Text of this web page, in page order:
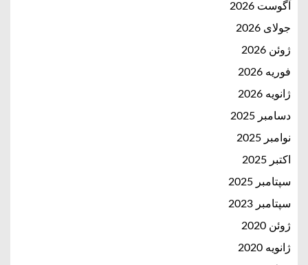
آگوست 2026
جولای 2026
ژوئن 2026
فوریه 2026
ژانویه 2026
دسامبر 2025
نوامبر 2025
اکتبر 2025
سپتامبر 2025
سپتامبر 2023
ژوئن 2020
ژانویه 2020